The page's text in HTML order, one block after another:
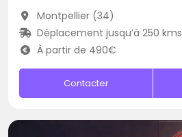
Montpellier (34)
Déplacement jusqu’à 250 kms
À partir de 490€
Contacter